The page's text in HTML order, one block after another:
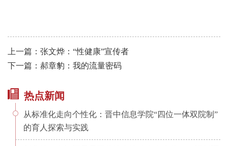
上一篇：张文烨：“性健康”宣传者
下一篇：郝章豹：我的流量密码
热点新闻
从标准化走向个性化：晋中信息学院“四位一体双院制”
的育人探索与实践